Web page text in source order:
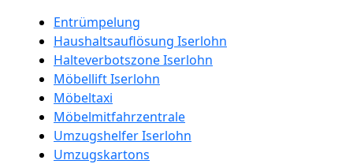
Entrümpelung
Haushaltsauflösung Iserlohn
Halteverbotszone Iserlohn
Möbellift Iserlohn
Möbeltaxi
Möbelmitfahrzentrale
Umzugshelfer Iserlohn
Umzugskartons